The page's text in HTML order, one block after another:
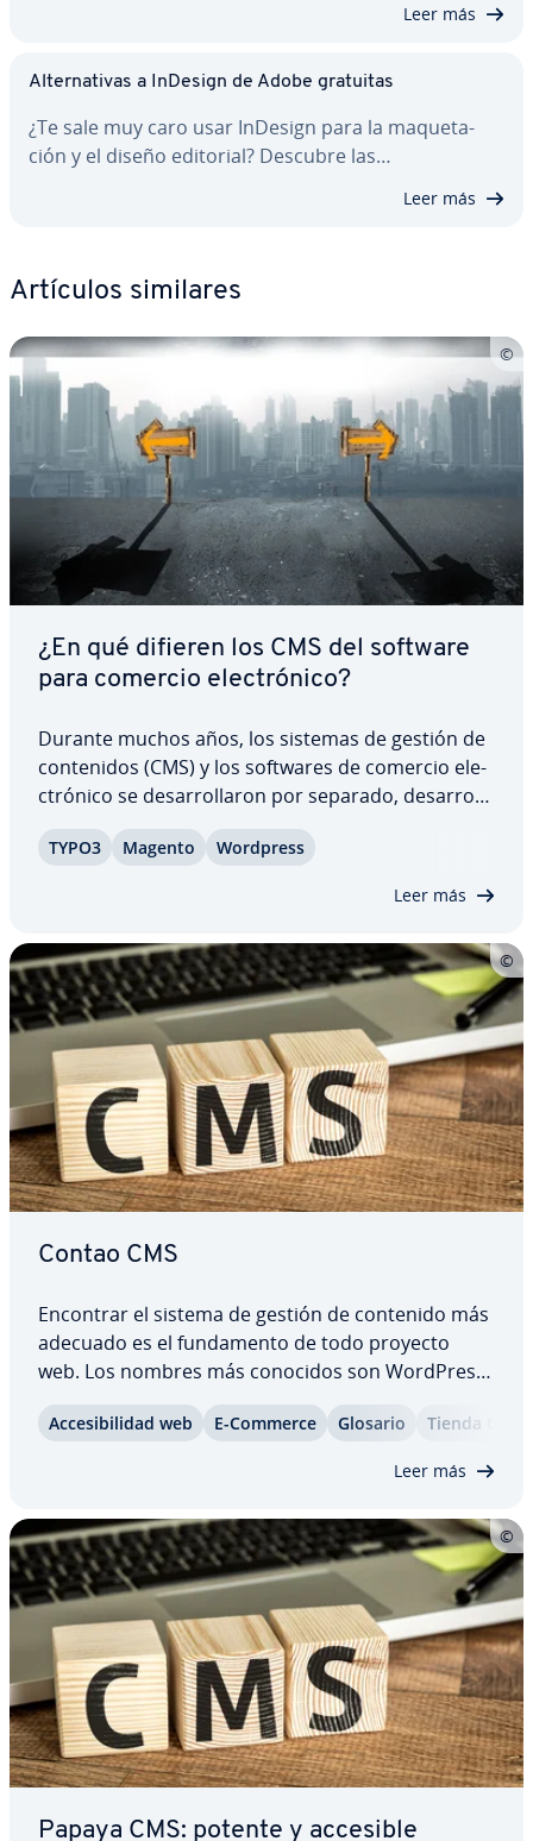
Leer más
Al­te­r­na­ti­vas a InDesign de Adobe gratuitas
¿Te sale muy caro usar InDesign para la ma­que­ta­
ción y el diseño editorial? Descubre las…
Leer más
Artículos similares
¿En qué difieren los CMS del software
para comercio ele­c­tró­ni­co?
Durante muchos años, los sistemas de gestión de
co­n­te­ni­dos (CMS) y los softwares de comercio ele­
c­tró­ni­co se de­sa­rro­lla­ron por separado, de­sa­rro­
bajo el concepto de “content commerce” se ha
TYPO3 Magento Wordpress
Leer más
Contao CMS
Encontrar el sistema de gestión de contenido más
adecuado es el fu­n­da­me­n­to de todo proyecto
web. Los nombres más conocidos son WordPress
o TYPO3, pero al margen de estos también existen
otros gestores menos populares que, con una
Ac­ce­si­bi­li­dad web E-Commerce Glosario Tienda
Leer más
Papaya CMS: potente y accesible